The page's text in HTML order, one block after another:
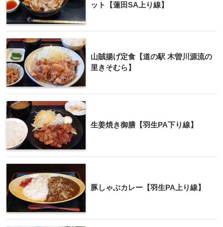
ット【蓮田SA上り線】
山賊揚げ定食【道の駅 木曽川源流の
里きそむら】
生姜焼き御膳【羽生PA下り線】
豚しゃぶカレー【羽生PA上り線】